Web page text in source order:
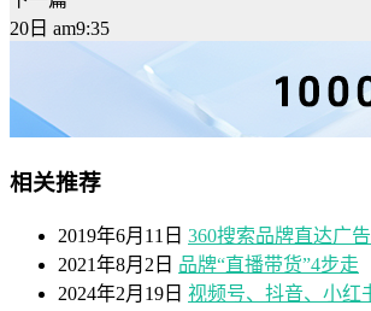
20日 am9:35
相关推荐
2019年6月11日 360搜索品牌直达广
2021年8月2日 品牌“直播带货”4步走
2024年2月19日 视频号、抖音、小红